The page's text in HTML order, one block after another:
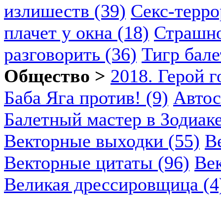
излишеств (39) Секс-
плачет у окна (18)
разговорить (36) Тигр
Общество > 2018. Герой
Баба Яга против! (9)
Балетный мастер в
Векторные выходки (55)
Векторные цитаты (96)
Великая дрессировщица